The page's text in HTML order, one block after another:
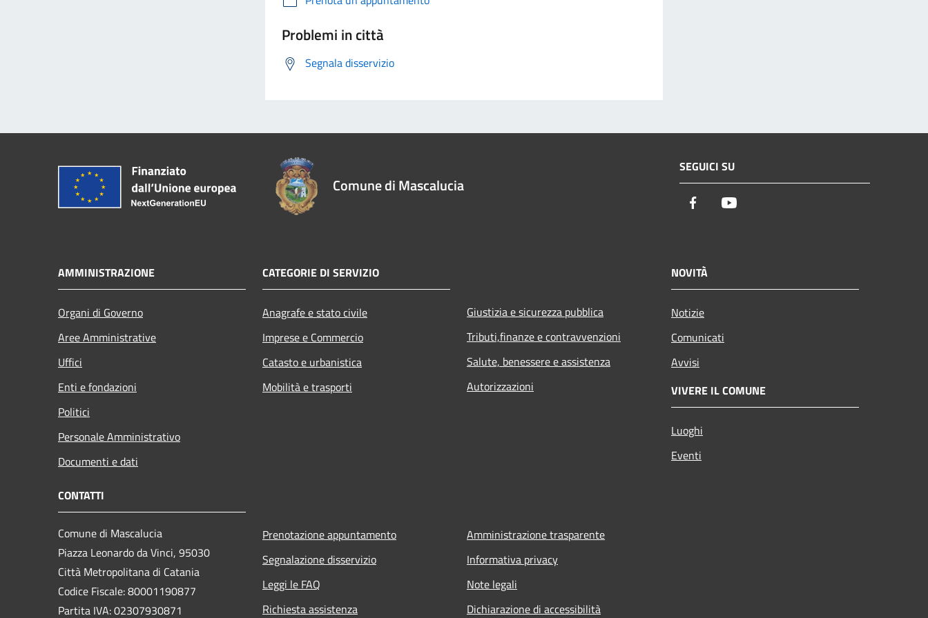
Problemi in città
Segnala disservizio
Comune di Mascalucia
SEGUICI SU
Facebook
AMMINISTRAZIONE
Organi di Governo
Aree Amministrative
Uffici
Enti e fondazioni
Politici
Personale Amministrativo
Documenti e dati
CATEGORIE DI SERVIZIO
Anagrafe e stato civile
Imprese e Commercio
Catasto e urbanistica
Mobilità e trasporti
Giustizia e sicurezza pubblica
Tributi,finanze e contravvenzioni
Salute, benessere e assistenza
Autorizzazioni
NOVITÀ
Notizie
Comunicati
Avvisi
VIVERE IL COMUNE
Luoghi
Eventi
CONTATTI
Comune di Mascalucia
Piazza Leonardo da Vinci, 95030
Città Metropolitana di Catania
Codice Fiscale: 80001190877
Partita IVA: 02307930871
Prenotazione appuntamento
Segnalazione disservizio
Leggi le FAQ
Richiesta assistenza
Amministrazione trasparente
Informativa privacy
Note legali
Dichiarazione di accessibilità